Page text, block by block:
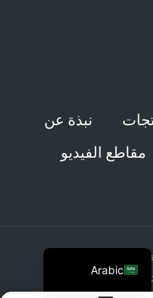
نبذة عن
مقاطع الفيديو
الخصوصيةArabic
Portuguese